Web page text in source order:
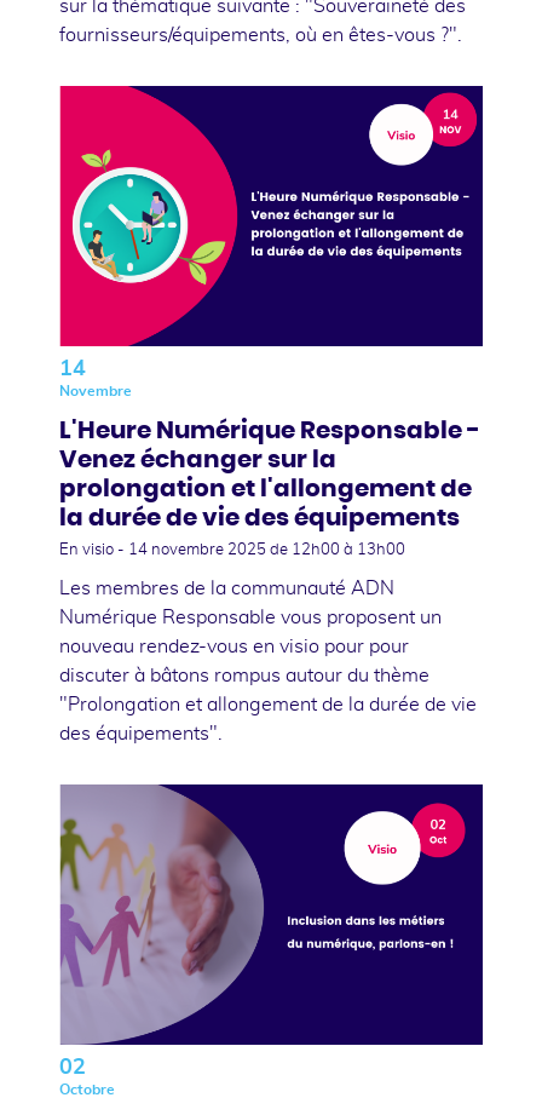
sur la thématique suivante : "Souveraineté des
fournisseurs/équipements, où en êtes-vous ?".
14
Novembre
L'Heure Numérique Responsable -
Venez échanger sur la
prolongation et l'allongement de
la durée de vie des équipements
En visio - 14 novembre 2025 de 12h00 à 13h00
Les membres de la communauté ADN
Numérique Responsable vous proposent un
nouveau rendez-vous en visio pour pour
discuter à bâtons rompus autour du thème
"Prolongation et allongement de la durée de vie
des équipements".
02
Octobre